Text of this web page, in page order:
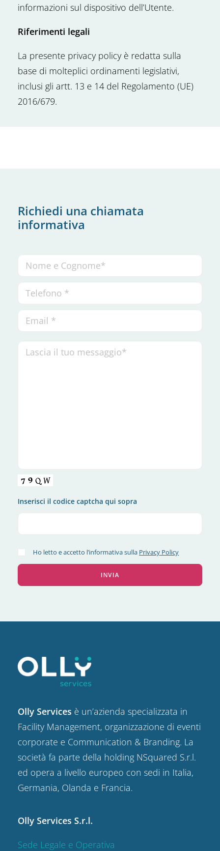
informazioni sul dispositivo dell’Utente.
Riferimenti legali
La presente privacy policy è redatta sulla
base di molteplici ordinamenti legislativi,
inclusi gli artt. 13 e 14 del Regolamento (UE)
2016/679.
Richiedi una chiamata
informativa
Inserisci il codice captcha qui sopra
Ho letto e accetto l’informativa sulla Privacy Policy
Olly Services è un’azienda specializzata in
Facility Management, organizzazione di eventi
corporate e Communication & Branding. La
società fa parte della holding NSquared S.r.l.
ed opera a livello europeo con sedi in Italia,
Germania, Olanda e Francia.
Olly Services S.r.l.
Sede Legale e Operativa